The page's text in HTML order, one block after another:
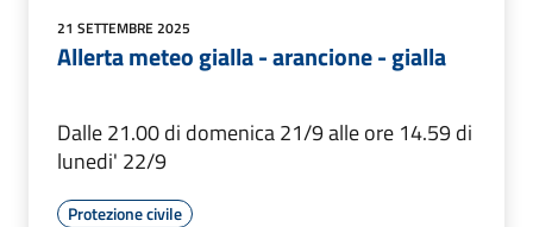
21 SETTEMBRE 2025
Allerta meteo gialla - arancione - gialla
Dalle 21.00 di domenica 21/9 alle ore 14.59 di
lunedi' 22/9
Protezione civile